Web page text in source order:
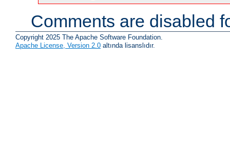
Comments are disabled
Copyright 2025 The Apache Software Foundation.
Apache License, Version 2.0 altında lisanslıdır.